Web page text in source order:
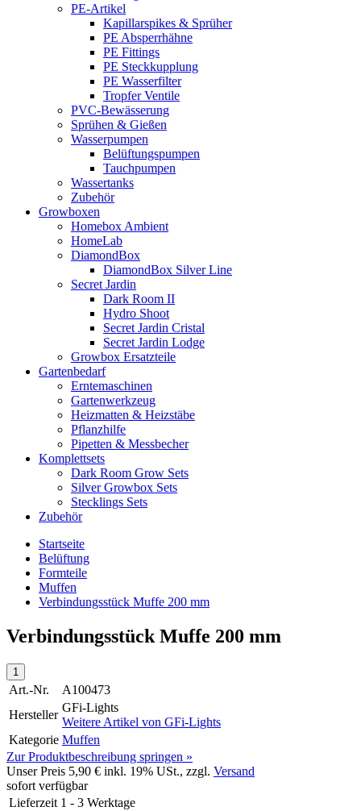
PE-Artikel
Kapillarspikes & Sprüher
PE Absperrhähne
PE Fittings
PE Steckkupplung
PE Wasserfilter
Tropfer Ventile
PVC-Bewässerung
Sprühen & Gießen
Wasserpumpen
Belüftungspumpen
Tauchpumpen
Wassertanks
Zubehör
Growboxen
Homebox Ambient
HomeLab
DiamondBox
DiamondBox Silver Line
Secret Jardin
Dark Room II
Hydro Shoot
Secret Jardin Cristal
Secret Jardin Lodge
Growbox Ersatzteile
Gartenbedarf
Erntemaschinen
Gartenwerkzeug
Heizmatten & Heizstäbe
Pflanzhilfe
Pipetten & Messbecher
Komplettsets
Dark Room Grow Sets
Silver Growbox Sets
Stecklings Sets
Zubehör
Startseite
Belüftung
Formteile
Muffen
Verbindungsstück Muffe 200 mm
Verbindungsstück Muffe 200 mm
Art.-Nr.
A100473
Hersteller
GFi-Lights
Weitere Artikel von GFi-Lights
Kategorie Muffen
Zur Produktbeschreibung springen »
Unser Preis 5,90 € inkl. 19% USt., zzgl. Versand
sofort verfügbar
Lieferzeit 1 - 3 Werktage